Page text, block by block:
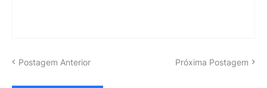
Postagem Anterior Próxima Postagem